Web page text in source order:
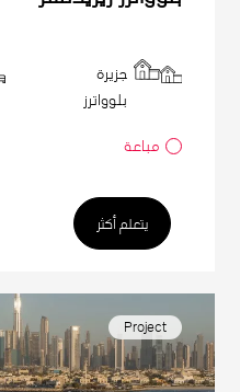
جزيرة
بلوواترز
مباعة
يتعلم أكثر
Project